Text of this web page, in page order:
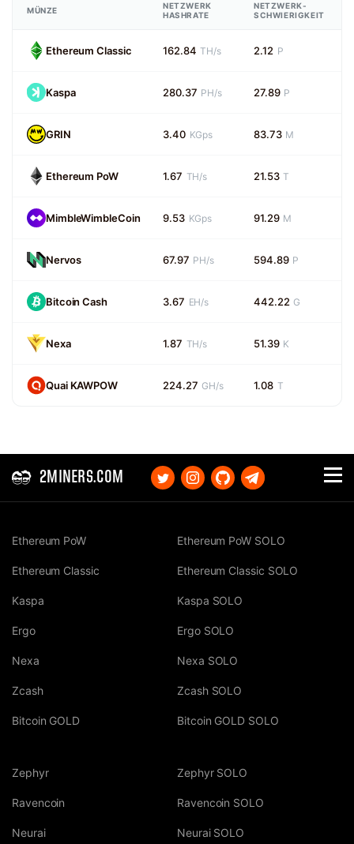
MÜNZE
NETZWERK
HASHRATE
NETZWERK-
SCHWIERIGKEIT
Ethereum Classic 162.84 TH/s 2.12 P
Kaspa 280.37 PH/s 27.89 P
GRIN 3.40 KGps 83.73 M
Ethereum PoW 1.67 TH/s 21.53 T
MimbleWimbleCoin 9.53 KGps 91.29 M
Nervos 67.97 PH/s 594.89 P
Bitcoin Cash 3.67 EH/s 442.22 G
Nexa 1.87 TH/s 51.39 K
Quai KAWPOW 224.27 GH/s 1.08 T
2MINERS.COM
Ethereum PoW
Ethereum Classic
Kaspa
Ergo
Nexa
Zcash
Bitcoin GOLD
Ethereum PoW SOLO
Ethereum Classic SOLO
Kaspa SOLO
Ergo SOLO
Nexa SOLO
Zcash SOLO
Bitcoin GOLD SOLO
Zephyr
Ravencoin
Neurai
Zephyr SOLO
Ravencoin SOLO
Neurai SOLO